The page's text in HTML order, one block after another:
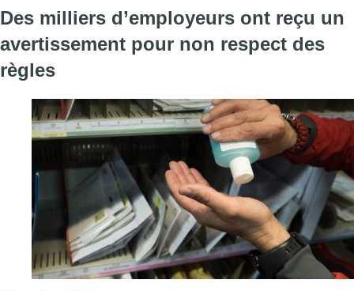
Des milliers d’employeurs ont reçu un
avertissement pour non respect des
règles